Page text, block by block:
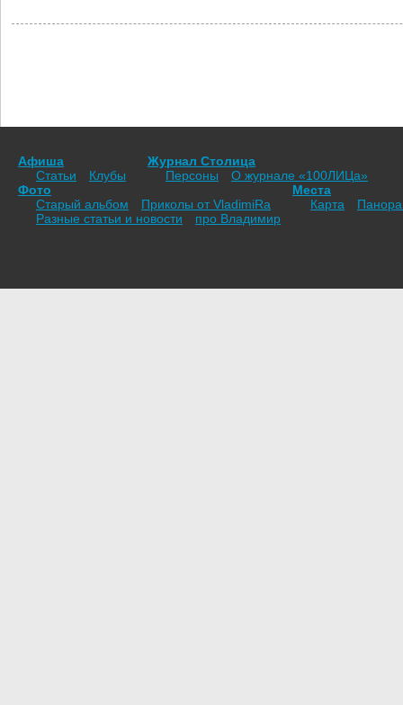
Афиша
Статьи
Клубы
Журнал Столица
Персоны
О журнале «100ЛИЦа»
Фото
Старый альбом
Приколы от VladimiRа
Места
Карта
Разные статьи и новости
про Владимир